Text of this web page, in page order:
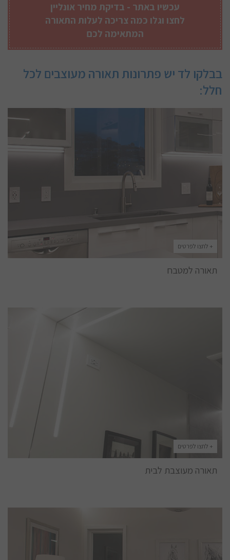
עכשיו באתר - בדיקת מחיר אונליין
לחצו וגלו כמה צריכה לעלות התאורה
המתאימה לכם
בבלקו לד יש פתרונות תאורה מעוצבים לכל
חלל:
+ לחצו לפרטים
תאורה למטבח
+ לחצו לפרטים
תאורה מעוצבת לבית